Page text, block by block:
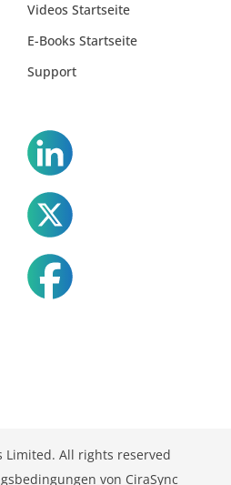
Videos Startseite
E-Books Startseite
Support
Limited. All rights reserved
von CiraSync